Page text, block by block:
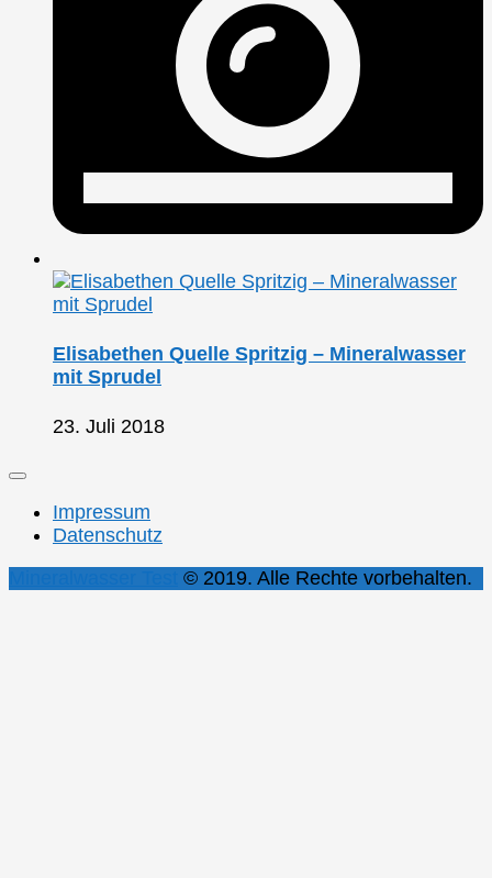
Elisabethen Quelle Spritzig – Mineralwasser
mit Sprudel
23. Juli 2018
Impressum
Datenschutz
© 2019. Alle Rechte vorbehalten.